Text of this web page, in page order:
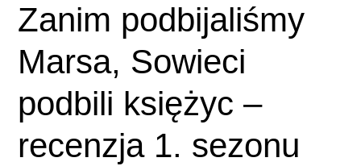
Zanim podbijaliśmy
Marsa, Sowieci
podbili księżyc –
recenzja 1. sezonu